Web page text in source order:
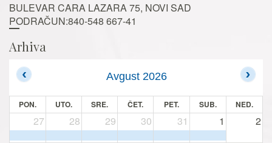
BULEVAR CARA LAZARA 75, NOVI SAD
PODRAČUN:840-548 667-41
Arhiva
Avgust 2026
PON. UTO. SRE. ČET. PET. SUB. NED.
27 28 29 30 31 1 2